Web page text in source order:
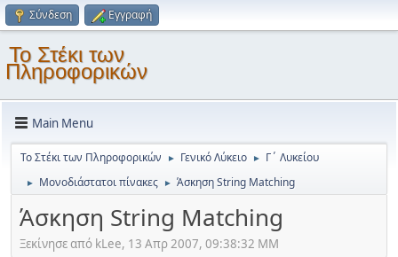
Σύνδεση Εγγραφή
Το Στέκι των
Πληροφορικών
Main Menu
Το Στέκι των Πληροφορικών ► Γενικό Λύκειο ► Γ΄ Λυκείου
► Μονοδιάστατοι πίνακες ► Άσκηση String Matching
Άσκηση String Matching
Ξεκίνησε από kLee, 13 Απρ 2007, 09:38:32 ΜΜ